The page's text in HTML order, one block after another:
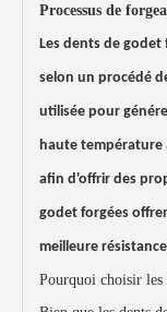
Processus de
Les dents de
selon un procédé
utilisée pour
haute température
afin d'offrir des
godet forgées
meilleure
Pourquoi choisir les